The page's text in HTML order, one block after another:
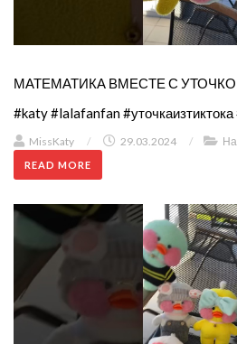
МАТЕМАТИКА ВМЕСТЕ С
#katy #lalafanfan
MissKaty / 29.03.2024 /
READ MORE